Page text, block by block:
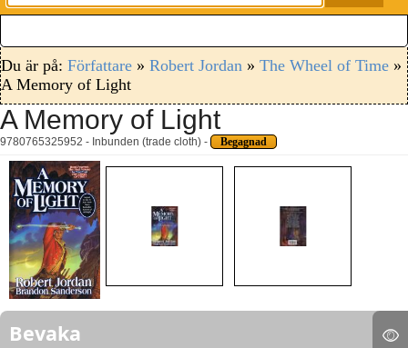
Du är på: Författare » Robert Jordan » The Wheel of Time »
A Memory of Light
A Memory of Light
9780765325952 - Inbunden (trade cloth) - Begagnad
Bevaka